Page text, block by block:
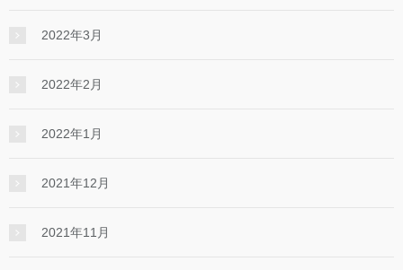
2022年3月
2022年2月
2022年1月
2021年12月
2021年11月